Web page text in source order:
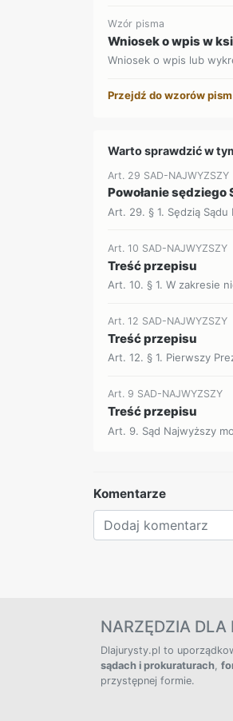
Wzór pisma
Wniosek o wpis w
Wniosek o wpis lub
Przejdź do wzorów pism
Warto sprawdzić w
Art. 29 SAD-NAJWYZSZY
Powołanie
Art. 29. § 1. Sędzią
Art. 10 SAD-NAJWYZSZY
Treść przepisu
Art. 10. § 1. W zakresie
Art. 12 SAD-NAJWYZSZY
Treść przepisu
Art. 12. § 1. Pierwszy
Art. 9 SAD-NAJWYZSZY
Treść przepisu
Art. 9. Sąd Najwyższy
Komentarze
NARZĘDZIA DLA
Dlajurysty.pl to
sądach i prokuraturach,
przystępnej formie.